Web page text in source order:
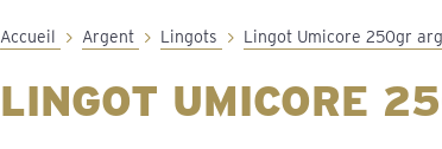
Accueil Argent Lingots Lingot Umicore 250gr
LINGOT UMICORE